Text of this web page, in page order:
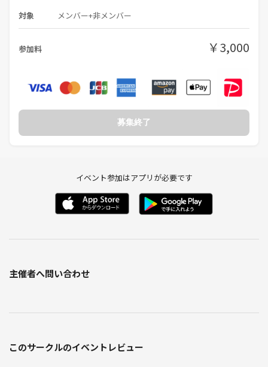
みんなで笑顔いっぱいのエクササイズイベントに参加しませんか？一緒
にリフレッシュして、健康的な生活を送りましょう！
👤講師プロフィール
・医療系スポーツ大学卒業
・パーソナルトレーナー
（キッズ～高齢者まで幅広く指導）
・トレーナー養成スクール講師
・行政主導健康推進事業講師
対象 メンバー+非メンバー
参加料 ￥3,000
募集終了
イベント参加はアプリが必要です
主催者へ問い合わせ
このサークルのイベントレビュー